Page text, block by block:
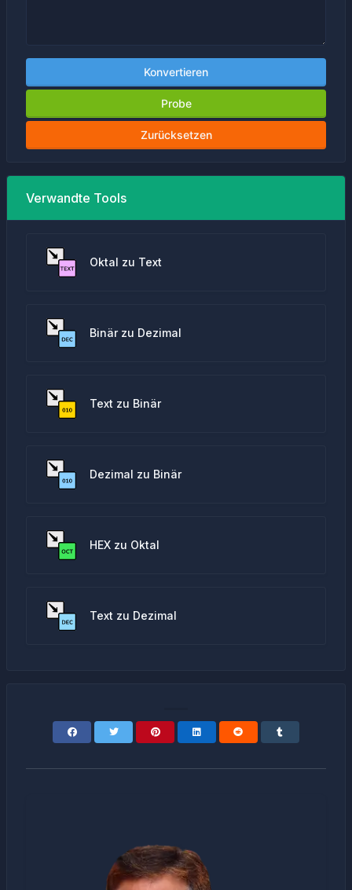
Konvertieren
Probe
Zurücksetzen
Verwandte Tools
Oktal zu Text
Binär zu Dezimal
Text zu Binär
Dezimal zu Binär
HEX zu Oktal
Text zu Dezimal